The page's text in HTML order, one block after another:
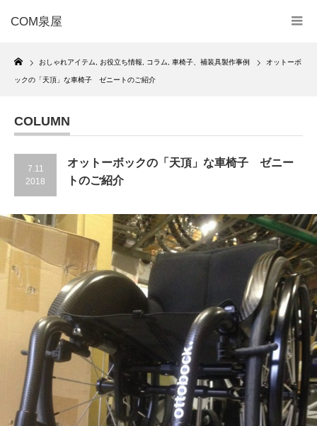
COM泉屋
Home
おしゃれアイテム お役立ち情報 コラム 車椅子、補装具製作事例 オットーボ
ックの「天頂」な車椅子 ゼニートのご紹介
COLUMN
7.11
2018
オットーボックの「天頂」な車椅子 ゼニー
トのご紹介